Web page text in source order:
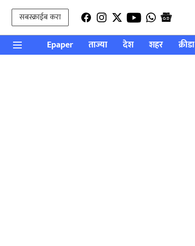
सबस्क्राईब करा
Epaper ताज्या देश शहर क्रीडा